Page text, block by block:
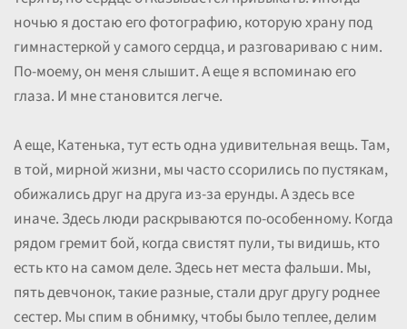
ночью я достаю его фотографию, которую храну под
гимнастеркой у самого сердца, и разговариваю с ним.
По-моему, он меня слышит. А еще я вспоминаю его
глаза. И мне становится легче.
А еще, Катенька, тут есть одна удивительная вещь. Там,
в той, мирной жизни, мы часто ссорились по пустякам,
обижались друг на друга из-за ерунды. А здесь все
иначе. Здесь люди раскрываются по-особенному. Когда
рядом гремит бой, когда свистят пули, ты видишь, кто
есть кто на самом деле. Здесь нет места фальши. Мы,
пять девчонок, такие разные, стали друг другу роднее
сестер. Мы спим в обнимку, чтобы было теплее, делим